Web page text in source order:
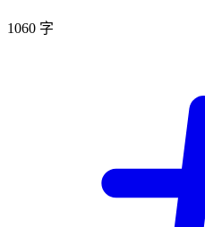
1060 字